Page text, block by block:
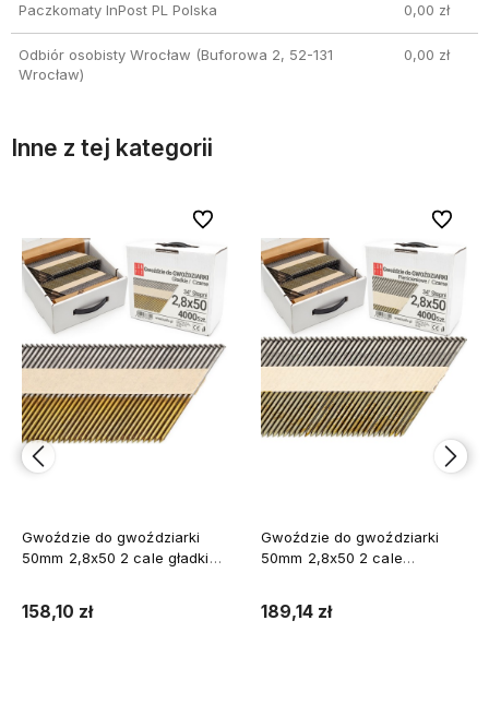
Paczkomaty InPost PL Polska 0,00 zł
Odbiór osobisty Wrocław (Buforowa 2, 52-131
Wrocław)
0,00 zł
Inne z tej kategorii
Gwoździe do gwoździarki
50mm 2,8x50 2 cale gładkie
158,10 zł
Do ulubionych
Do ulubionych
Gwoździe do gwoździarki
50mm 2,8x50 2 cale
189,14 zł
Do
Do